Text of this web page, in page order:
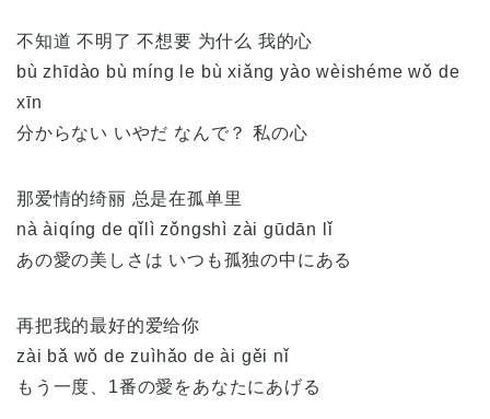
不知道 不明了 不想要 为什么 我的心
bù zhīdào bù míng le bù xiǎng yào wèishéme wǒ de
xīn
分からない いやだ なんで？ 私の心
那爱情的绮丽 总是在孤单里
nà àiqíng de qǐlì zǒngshì zài gūdān lǐ
あの愛の美しさは いつも孤独の中にある
再把我的最好的爱给你
zài bǎ wǒ de zuìhǎo de ài gěi nǐ
もう一度、1番の愛をあなたにあげる